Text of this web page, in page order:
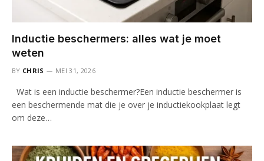
Inductie beschermers: alles wat je moet
weten
BY CHRIS MEI 31, 2026
Wat is een inductie beschermer?Een inductie beschermer is
een beschermende mat die je over je inductiekookplaat legt
om deze…